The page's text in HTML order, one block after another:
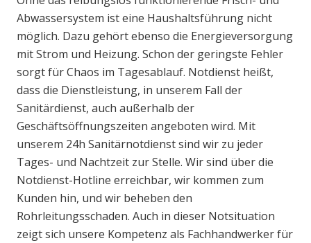
Abwassersystem ist eine Haushaltsführung nicht
möglich. Dazu gehört ebenso die Energieversorgung
mit Strom und Heizung. Schon der geringste Fehler
sorgt für Chaos im Tagesablauf. Notdienst heißt,
dass die Dienstleistung, in unserem Fall der
Sanitärdienst, auch außerhalb der
Geschäftsöffnungszeiten angeboten wird. Mit
unserem 24h Sanitärnotdienst sind wir zu jeder
Tages- und Nachtzeit zur Stelle. Wir sind über die
Notdienst-Hotline erreichbar, wir kommen zum
Kunden hin, und wir beheben den
Rohrleitungsschaden. Auch in dieser Notsituation
zeigt sich unsere Kompetenz als Fachhandwerker für